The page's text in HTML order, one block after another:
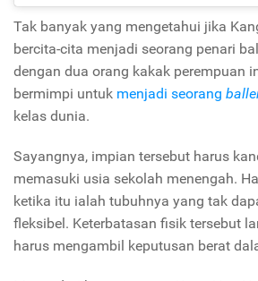
Tak banyak yang mengetahui jika
bercita-cita menjadi seorang penari
dengan dua orang kakak perempuan
bermimpi untuk menjadi seorang
kelas dunia.
Sayangnya, impian tersebut harus
memasuki usia sekolah menengah.
ketika itu ialah tubuhnya yang tak
fleksibel. Keterbatasan fisik tersebut
harus mengambil keputusan berat